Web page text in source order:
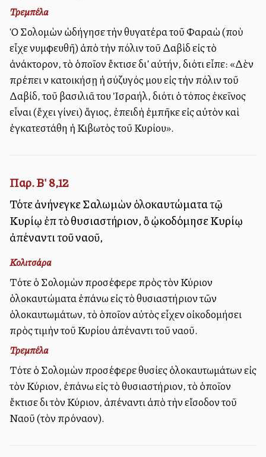
Τρεμπέλα
Ὁ Σολομὼν ὡδήγησε τὴν θυγατέρα τοῦ Φαραὼ (ποὺ
εἶχε νυμφευθῆ) ἀπὸ τὴν πόλιν τοῦ Δαβὶδ εἰς τὸ
ἀνάκτορον, τὸ ὁποῖον ἔκτισε δι’ αὐτήν, διότι εἶπε: «Δὲν
πρέπει νὰ κατοικήσῃ ἡ σύζυγός μου εἰς τὴν πόλιν τοῦ
Δαβίδ, τοῦ βασιλιᾶ του Ἰσραήλ, διότι ὁ τόπος ἐκεῖνος
εἶναι (ἔχει γίνει) ἅγιος, ἐπειδὴ ἐμπῆκε εἰς αὐτὸν καὶ
ἐγκατεστάθη ἡ Κιβωτὸς τοῦ Κυρίου».
Παρ. Β' 8,12
Τότε ἀνήνεγκε Σαλωμὼν ὁλοκαυτώματα τῷ
Κυρίῳ ἐπὶ τὸ θυσιαστήριον, ὃ ᾠκοδόμησε Κυρίῳ
ἀπέναντι τοῦ ναοῦ,
Κολιτσάρα
Τότε ὁ Σολομὼν προσέφερε πρὸς τὸν Κύριον
ὁλοκαυτώματα ἐπάνω εἰς τὸ θυσιαστήριον τῶν
ὁλοκαυτωμάτων, τὸ ὁποῖον αὐτὸς εἶχεν οἰκοδομήσει
πρὸς τιμὴν τοῦ Κυρίου ἀπέναντι τοῦ ναοῦ.
Τρεμπέλα
Τότε ὁ Σολομὼν προσέφερε θυσίες ὁλοκαυτωμάτων εἰς
τὸν Κύριον, ἐπάνω εἰς τὸ θυσιαστήριον, τὸ ὁποῖον
ἔκτισε διὰ τὸν Κύριον, ἀπέναντι ἀπὸ τὴν εἴσοδον τοῦ
Ναοῦ (τὸν πρόναον).